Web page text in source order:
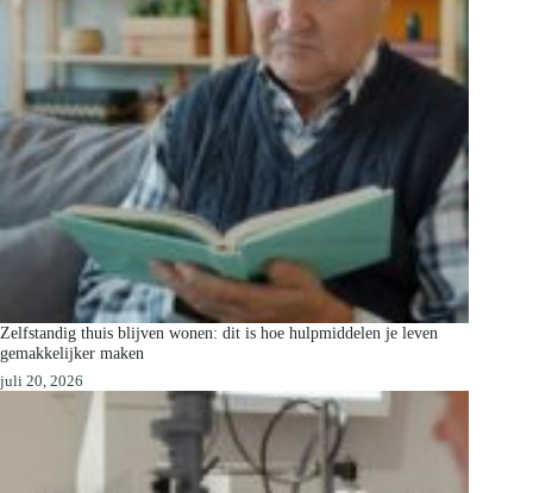
Zelfstandig thuis blijven wonen: dit is hoe hulpmiddelen je leven
gemakkelijker maken
juli 20, 2026